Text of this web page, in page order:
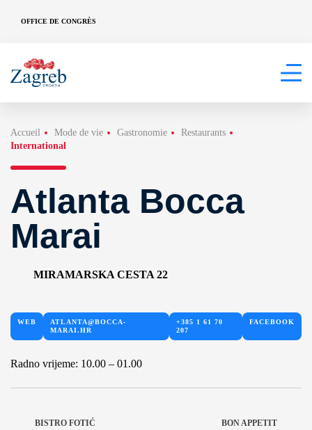
OFFICE DE CONGRÈS
Accueil Mode de vie Gastronomie
Restaurants
International
Atlanta Bocca
Marai
MIRAMARSKA CESTA 22
WEB
ATLANTA@BOCCA-
MARAI.HR
+385 1 61 70
207
FACEBOOK
Radno vrijeme: 10.00 – 01.00
BISTRO FOTIĆ BON APPETIT